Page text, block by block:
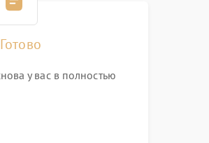
у вас в полностью